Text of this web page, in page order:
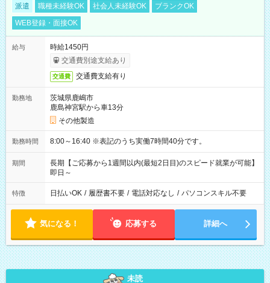
派遣 職種未経験OK 社会人未経験OK
ブランクOK
WEB登録・面接OK
給与
時給1450円
交通費別途支給あり
交通費 交通費支給有り
勤務地
茨城県鹿嶋市
鹿島神宮駅から車13分
その他製造
勤務時間 8:00～16:40 ※表記のうち実働7時間40分です。
期間
長期【ご応募から1週間以内(最短2日目)のスピード就業が可能】
即日～
特徴 日払いOK / 履歴書不要 / 電話対応なし / パソコンスキル不要
気になる！ 応募する 詳細へ
未読